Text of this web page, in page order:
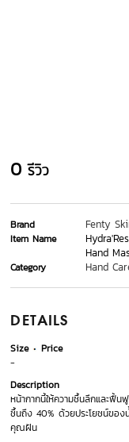
0 รีวิว
Brand Fenty
Item Name
Hand
Category Hand
DETAILS
Size
Price
-
Description
หน้ากากนี้ให้ความชื้นลึกและฟื้
ชื้นถึง 40% ด้วยประโยชน์ขอ
คุณฝัน